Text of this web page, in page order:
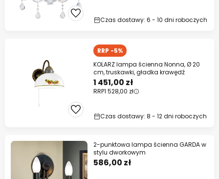
Czas dostawy: 6 - 10 dni roboczych
RRP -5%
KOLARZ lampa ścienna Nonna, Ø 20
cm, truskawki, gładka krawędź
1 451,00 zł
RRP1 528,00 zł
Czas dostawy: 8 - 12 dni roboczych
2-punktowa lampa ścienna GARDA w
stylu dworkowym
586,00 zł